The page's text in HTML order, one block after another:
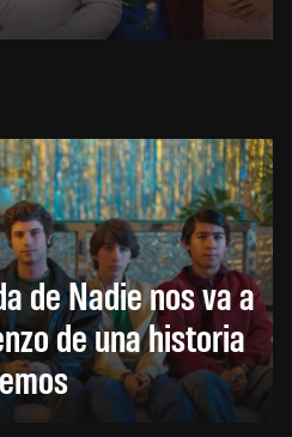
de Nadie nos va a
de una historia